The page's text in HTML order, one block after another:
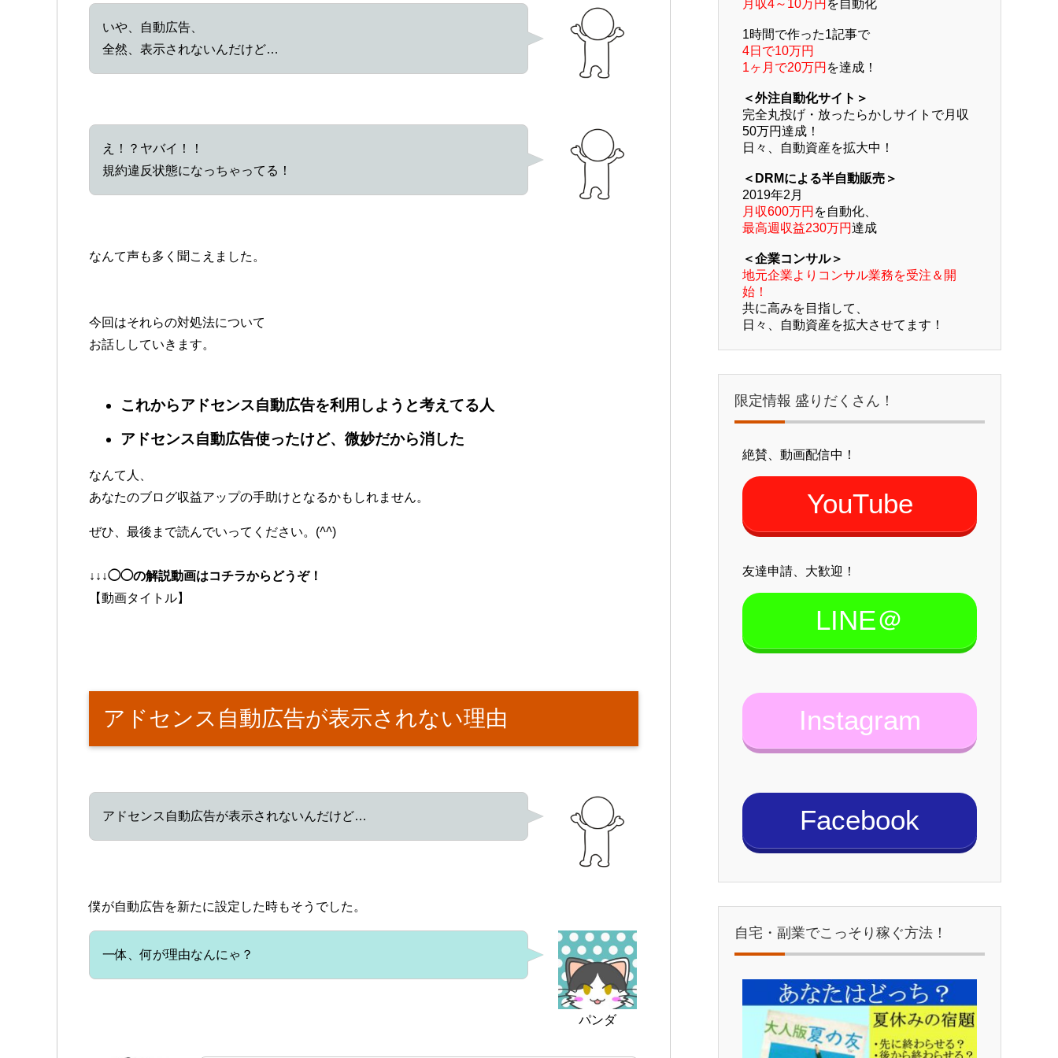
いや、自動広告、
全然、表示されないんだけど…
え！？ヤバイ！！
規約違反状態になっちゃってる！
なんて声も多く聞こえました。
今回はそれらの対処法について
お話ししていきます。
これからアドセンス自動広告を利用しようと考えてる人
アドセンス自動広告使ったけど、微妙だから消した
なんて人、
あなたのブログ収益アップの手助けとなるかもしれません。
ぜひ、最後まで読んでいってください。(^^)
↓↓↓◯◯の解説動画はコチラからどうぞ！
【動画タイトル】
アドセンス自動広告が表示されない理由
アドセンス自動広告が表示されないんだけど…
僕が自動広告を新たに設定した時もそうでした。
パンダ
一体、何が理由なんにゃ？
月収4～10万円 を自動化
1時間で作った1記事で
4日で10万円
1ヶ月で20万円 を達成！
＜外注自動化サイト＞
完全丸投げ・放ったらかしサイトで月収
50万円達成！
日々、自動資産を拡大中！
＜DRMによる半自動販売＞
2019年2月
月収600万円 を自動化、
最高週収益230万円達成
＜企業コンサル＞
地元企業よりコンサル業務を受注＆開
始！
共に高みを目指して、
日々、自動資産を拡大させてます！
限定情報 盛りだくさん！
絶賛、動画配信中！
YouTube
友達申請、大歓迎！
LINE＠
Instagram
Facebook
自宅・副業でこっそり稼ぐ方法！